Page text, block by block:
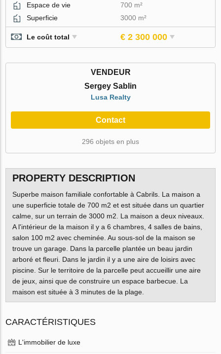
Espace de vie
700 m²
Superficie
3000 m²
Le coût total € 2 300 000
VENDEUR
Sergey Sablin
Lusa Realty
Contact
296 objets en plus
PROPERTY DESCRIPTION
Superbe maison familiale confortable à Cabrils. La maison a
une superficie totale de 700 m2 et est située dans un quartier
calme, sur un terrain de 3000 m2. La maison a deux niveaux.
A l'intérieur de la maison il y a 6 chambres, 4 salles de bains,
salon 100 m2 avec cheminée. Au sous-sol de la maison se
trouve un garage. Dans la parcelle plantée un beau jardin
arboré et fleuri. Dans le jardin il y a une aire de loisirs avec
piscine. Sur le territoire de la parcelle peut accueillir une aire
de jeux, ainsi que de construire un espace barbecue. La
maison est située à 3 minutes de la plage.
CARACTÉRISTIQUES
L'immobilier de luxe